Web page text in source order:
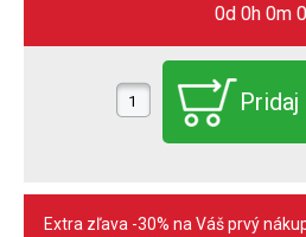
0d 0h 0m
Extra zľava -30% na Váš prvý